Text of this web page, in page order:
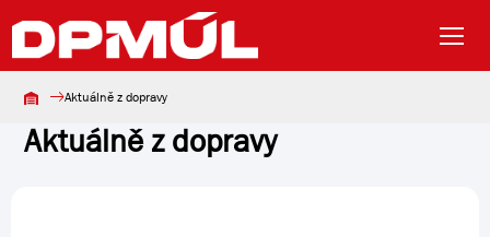
Aktuálně z dopravy
Aktuálně z dopravy